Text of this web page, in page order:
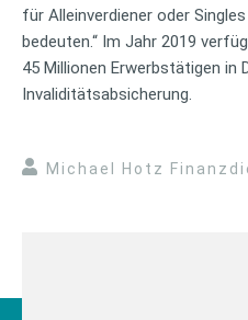
für Alleinverdiener oder
bedeuten.“ Im Jahr 2019
45 Millionen Erwerbstätigen in
Invaliditätsabsicherung.
Michael Hotz